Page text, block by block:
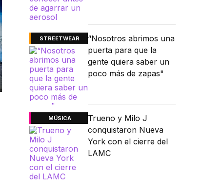
STREETWEAR
“Nosotros abrimos una
puerta para que la
gente quiera saber un
poco más de zapas"
MÚSICA
Trueno y Milo J
conquistaron Nueva
York con el cierre del
LAMC